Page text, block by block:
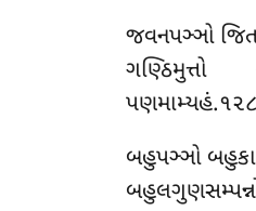
જવનપઞ્ઞો
બહુપઞ્ઞો